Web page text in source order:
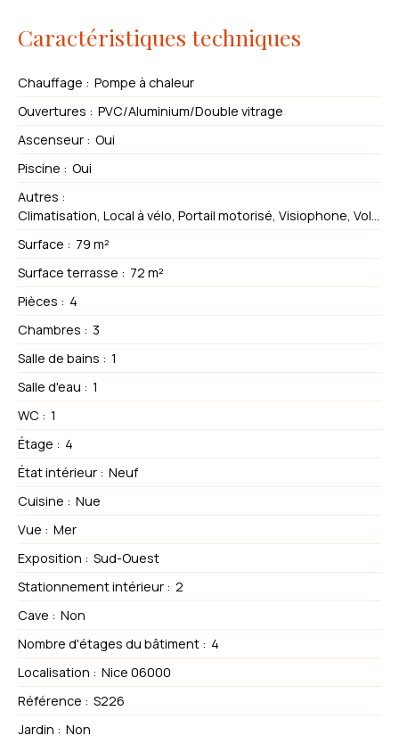
Caractéristiques techniques
Chauffage : Pompe à chaleur
Ouvertures : PVC/Aluminium/Double vitrage
Ascenseur : Oui
Piscine : Oui
Autres :
Climatisation, Local à vélo, Portail motorisé, Visiophone, Volets électriques
Surface : 79 m²
Surface terrasse : 72 m²
Pièces : 4
Chambres : 3
Salle de bains : 1
Salle d'eau : 1
WC : 1
Étage : 4
État intérieur : Neuf
Cuisine : Nue
Vue : Mer
Exposition : Sud-Ouest
Stationnement intérieur : 2
Cave : Non
Nombre d'étages du bâtiment : 4
Localisation : Nice 06000
Référence : S226
Jardin : Non